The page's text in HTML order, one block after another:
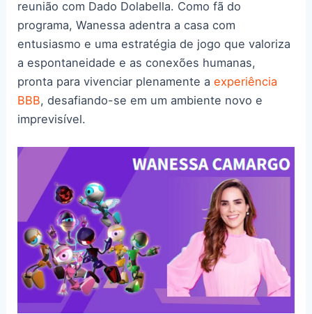
reunião com Dado Dolabella. Como fã do
programa, Wanessa adentra a casa com
entusiasmo e uma estratégia de jogo que valoriza
a espontaneidade e as conexões humanas,
pronta para vivenciar plenamente aexperiência
BBB, desafiando-se em um ambiente novo e
imprevisível.